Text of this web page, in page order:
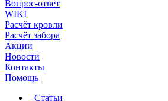
Вопрос-ответ
WIKI
Расчёт кровли
Расчёт забора
Акции
Новости
Контакты
Помощь
Статьи